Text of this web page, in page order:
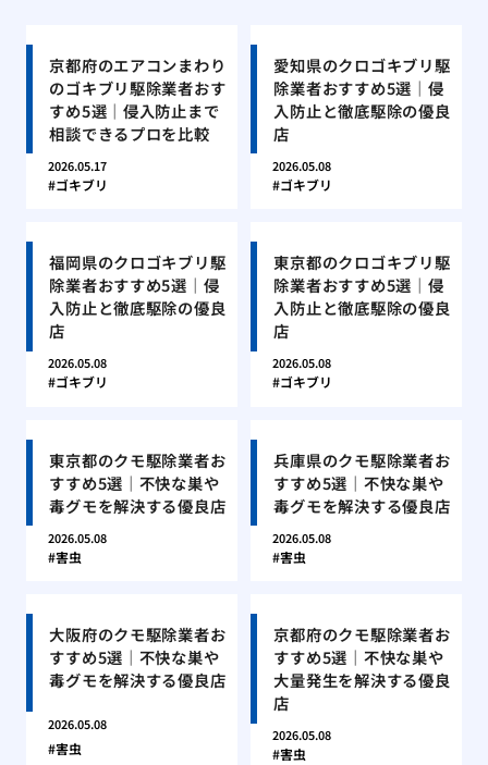
京都府のエアコンまわり
のゴキブリ駆除業者おす
すめ5選｜侵入防止まで
相談できるプロを比較
2026.05.17
ゴキブリ
愛知県のクロゴキブリ駆
除業者おすすめ5選｜侵
入防止と徹底駆除の優良
店
2026.05.08
ゴキブリ
福岡県のクロゴキブリ駆
除業者おすすめ5選｜侵
入防止と徹底駆除の優良
店
2026.05.08
ゴキブリ
東京都のクロゴキブリ駆
除業者おすすめ5選｜侵
入防止と徹底駆除の優良
店
2026.05.08
ゴキブリ
東京都のクモ駆除業者お
すすめ5選｜不快な巣や
毒グモを解決する優良店
2026.05.08
害虫
兵庫県のクモ駆除業者お
すすめ5選｜不快な巣や
毒グモを解決する優良店
2026.05.08
害虫
大阪府のクモ駆除業者お
すすめ5選｜不快な巣や
毒グモを解決する優良店
2026.05.08
害虫
京都府のクモ駆除業者お
すすめ5選｜不快な巣や
大量発生を解決する優良
店
2026.05.08
害虫